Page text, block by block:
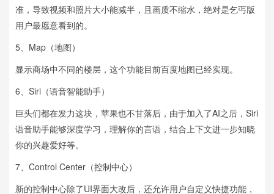
准，导致视频和照片大小能减半，且画质不缩水，绝对是乞丐版
用户最愿意看到的。
5、Map（地图）
显示商场中不同的楼层，这个功能目前百度地图已经实现。
6、Siri（语音智能助手）
巨头们都在发力这块，苹果也不甘落后，由于加入了AI之后，Siri
语音助手能够深度学习，理解你的言语，结合上下文进一步知晓
你的兴趣爱好等。
7、Control Center（控制中心）
新的控制中心除了UI界面大改后，还允许用户自定义快捷功能，